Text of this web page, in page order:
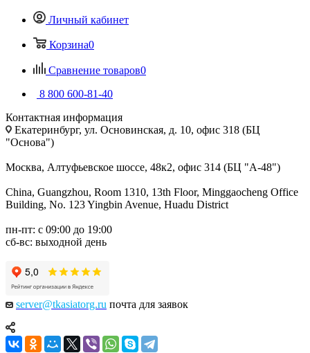
Личный кабинет
Корзина0
Сравнение товаров0
8 800 600-81-40
Контактная информация
Екатеринбург, ул. Основинская, д. 10, офис 318 (БЦ
"Основа")
Москва, Алтуфьевское шоссе, 48к2, офис 314 (БЦ "А-48")
China, Guangzhou, Room 1310, 13th Floor, Minggaocheng Office
Building, No. 123 Yingbin Avenue, Huadu District
пн-пт: с 09:00 до 19:00
сб-вс: выходной день
server@tkasiatorg.ru почта для заявок